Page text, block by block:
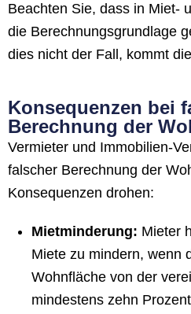
Beachten Sie, dass in Miet-
die Berechnungsgrundlage
dies nicht der Fall, kommt
Konsequenzen bei
Berechnung der
Vermieter und Immobilien-
falscher Berechnung der
Konsequenzen drohen:
Mietminderung: Mieter
Miete zu mindern, wenn
Wohnfläche von der
mindestens zehn